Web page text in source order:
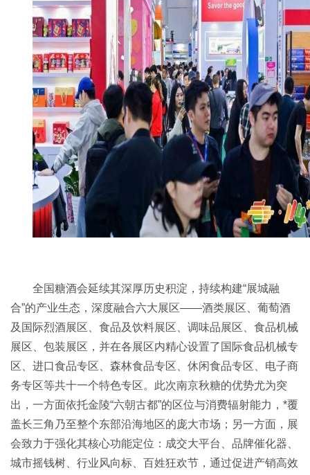
全国糖酒会延续其深厚历史积淀，持续构建“展城融
合”的产业生态，深度融合六大展区——酒类展区、葡萄酒
及国际烈酒展区、食品及饮料展区、调味品展区、食品机械
展区、包装展区，并在各展区内精心设置了国际食品机械专
区、进口食品专区、森林食品专区、休闲食品专区、电子商
务专区等共十一个特色专区。此次南京秋糖的优势尤为突
出，一方面依托金陵“六朝古都”的区位与消费辐射能力，*覆
盖长三角乃至整个东部沿海地区的庞大市场；另一方面，展
会致力于强化其核心功能定位：成交大平台、品牌催化器、
城市摇钱树、行业风向标、百姓狂欢节，通过促进产销高效